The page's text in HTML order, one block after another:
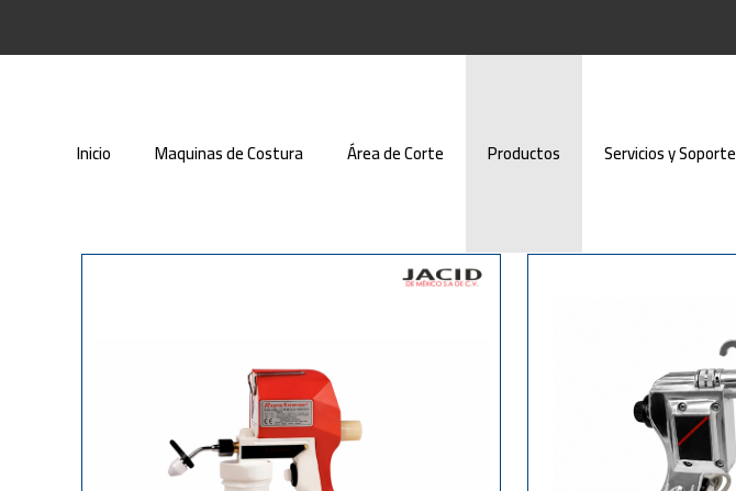
Inicio Maquinas de Costura Área de Corte Productos Servicios y Soporte